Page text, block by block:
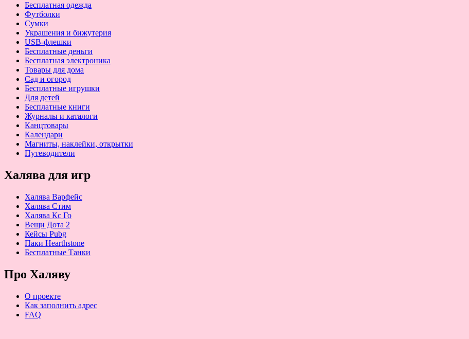
Бесплатная одежда
Футболки
Сумки
Украшения и бижутерия
USB-флешки
Бесплатные деньги
Бесплатная электроника
Товары для дома
Сад и огород
Бесплатные игрушки
Для детей
Бесплатные книги
Журналы и каталоги
Канцтовары
Календари
Магниты, наклейки, открытки
Путеводители
Халява для игр
Халява Варфейс
Халява Стим
Халява Кс Го
Вещи Дота 2
Кейсы Pubg
Паки Hearthstone
Бесплатные Танки
Про Халяву
О проекте
Как заполнить адрес
FAQ